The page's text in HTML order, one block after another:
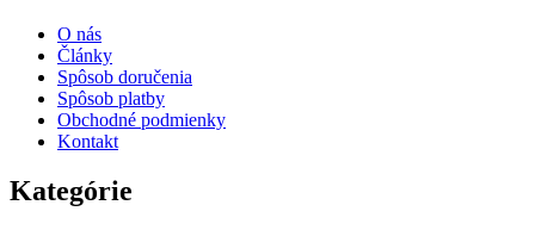
O nás
Články
Spôsob doručenia
Spôsob platby
Obchodné podmienky
Kontakt
Kategórie